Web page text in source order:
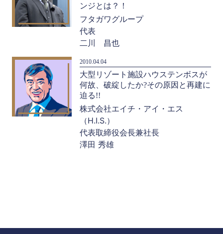
ンジとは？！
フタガワグループ
代表
二川 昌也
2010.04.04
大型リゾート施設ハウステンボスが
何故、破綻したか?その原因と再建に
迫る!!
株式会社エイチ・アイ・エス
（H.I.S.）
代表取締役会長兼社長
澤田 秀雄